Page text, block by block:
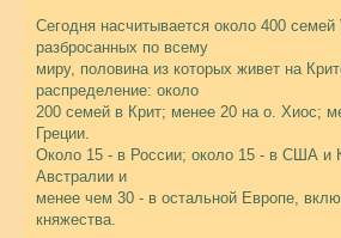
Сегодня насчитывается около 400
разбросанных по всему
миру, половина из которых живет на
распределение: около
200 семей в Крит; менее 20 на о. Хиос;
Греции.
Около 15 - в России; около 15 - в США и
Австралии и
менее чем 30 - в остальной Европе,
княжества.